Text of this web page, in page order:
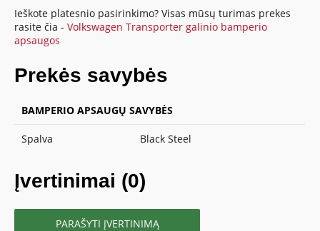
Ieškote platesnio pasirinkimo? Visas mūsų turimas prekes
rasite čia -Volkswagen Transporter galinio bamperio
apsaugos
Prekės savybės
BAMPERIO APSAUGŲ SAVYBĖS
Spalva Black Steel
Įvertinimai (0)
PARAŠYTI ĮVERTINIMĄ